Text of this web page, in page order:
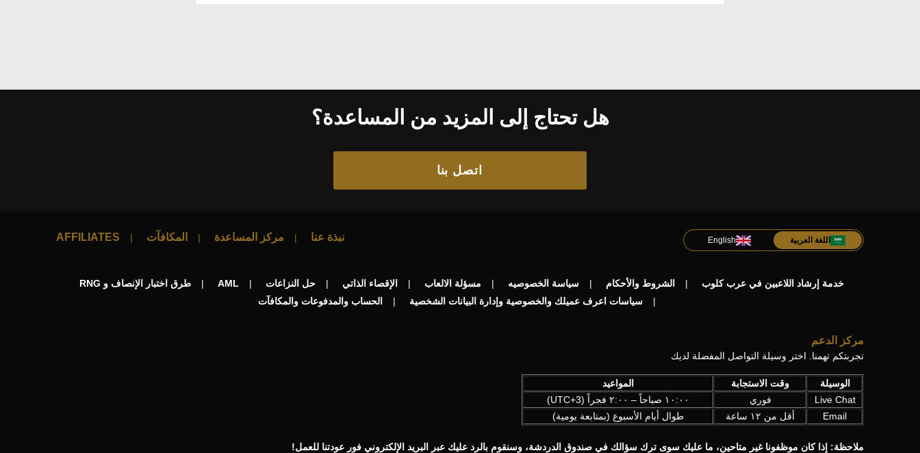
هل تحتاج إلى المزيد من المساعدة؟
اتصل بنا
اللغة العربية English نبذة عنا مركز المساعدة المكافآت AFFILIATES
خدمة إرشاد اللاعبين في عرب كلوب الشروط والأحكام سياسة الخصوصيه مسؤلة الالعاب الإقصاء الذاتي حل النزاعات AML
طرق اختبار الإنصاف و RNG
سياسات اعرف عميلك والخصوصية وإدارة البيانات الشخصية
الحساب والمدفوعات والمكافآت
مركز الدعم
تجربتكم تهمنا. اختر وسيلة التواصل المفضلة لديك
الوسيلة وقت الاستجابة
المواعيد
Live Chat
فوري
١٠:٠٠ صباحاً – ٢:٠٠ فجراً (UTC+3)
Email
أقل من ١٢ ساعة طوال أيام الأسبوع (بمتابعة يومية)
ملاحظة: إذا كان موظفونا غير متاحين، ما عليك سوى ترك سؤالك في صندوق الدردشة، وسنقوم بالرد عليك عبر البريد الإلكتروني فور عودتنا للعمل!